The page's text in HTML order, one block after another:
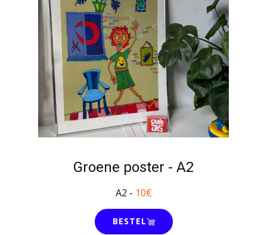
Groene poster - A2
A2 - 10€
BESTEL